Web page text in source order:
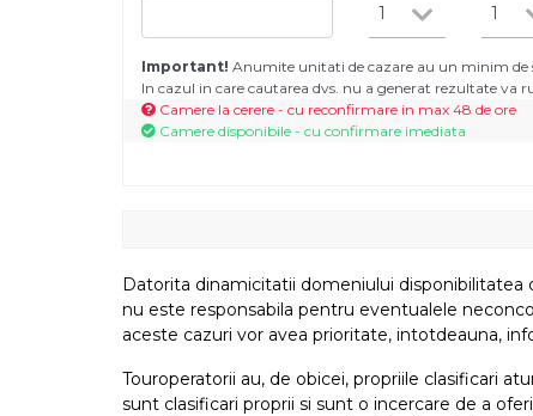
1
1
Important! Anumite unitati de cazare au un minim de
In cazul in care cautarea dvs. nu a generat rezultate va
Camere la cerere - cu reconfirmare in max 48 de ore
Camere disponibile - cu confirmare imediata
Datorita dinamicitatii domeniului
nu este responsabila pentru eventualele
aceste cazuri vor avea prioritate, intotdeauna,
Touroperatorii au, de obicei, propriile clasificari
sunt clasificari proprii si sunt o incercare de a